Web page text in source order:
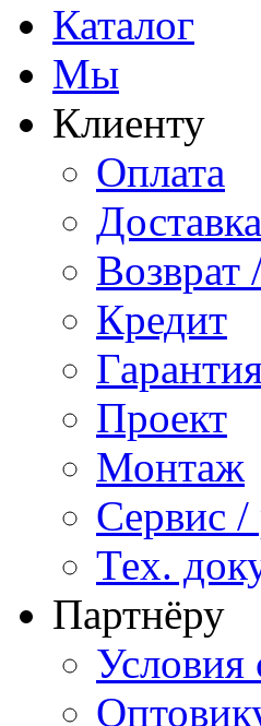
Каталог
Мы
Клиенту
Оплата
Доставка
Возврат
Кредит
Проект
Монтаж
Сервис
Тех.
Партнёру
Условия